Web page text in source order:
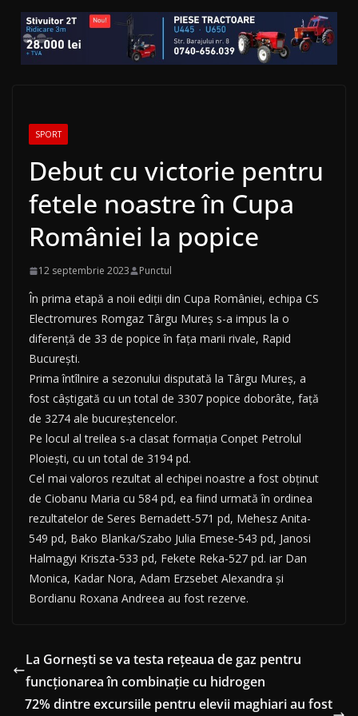
SPORT
Debut cu victorie pentru
fetele noastre în Cupa
României la popice
12 septembrie 2023 Punctul
În prima etapă a noii ediţii din Cupa României, echipa CS
Electromures Romgaz Târgu Mureș s-a impus la o
diferenţă de 33 de popice în faţa marii rivale, Rapid
Bucureşti.
Prima întîlnire a sezonului disputată la Târgu Mureş, a
fost câştigată cu un total de 3307 popice doborâte, faţă
de 3274 ale bucureştencelor.
Pe locul al treilea s-a clasat formaţia Conpet Petrolul
Ploieşti, cu un total de 3194 pd.
Cel mai valoros rezultat al echipei noastre a fost obţinut
de Ciobanu Maria cu 584 pd, ea fiind urmată în ordinea
rezultatelor de Seres Bernadett-571 pd, Mehesz Anita-
549 pd, Bako Blanka/Szabo Julia Emese-543 pd, Janosi
Halmagyi Kriszta-533 pd, Fekete Reka-527 pd. iar Dan
Monica, Kadar Nora, Adam Erzsebet Alexandra şi
Bordianu Roxana Andreea au fost rezerve.
La Gornești se va testa rețeaua de gaz pentru
funcționarea în combinație cu hidrogen
72% dintre excursiile pentru elevii maghiari au fost